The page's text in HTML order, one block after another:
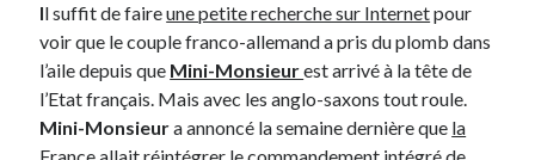
Municipales 2026 : Lyon, Métropole et Caluire, mon choix pour l’avenir
Explorez les Chemins Enchantés à Vélo : Aventures Familiales près de
Lyon !
Quel Lyonnais es-tu, Renaud Ducher ?
A quand une véritable place pour le vélo à Caluire dans la Métropole de
Il suffit de faireune petite recherche sur Internetpour
voir que le couple franco-allemand a pris du plomb dans
l’aile depuis que Mini-Monsieurest arrivé à la tête de
l’Etat français. Mais avec les anglo-saxons tout roule.
Mini-Monsieura annoncé la semaine dernière que la